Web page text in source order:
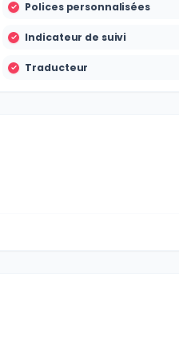
Polices personnalisées
Indicateur de suivi
Traducteur